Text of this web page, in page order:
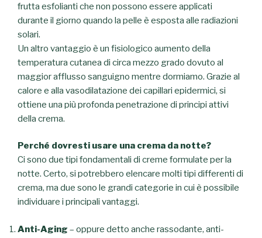
frutta esfolianti che non possono essere applicati
durante il giorno quando la pelle è esposta alle radiazioni
solari.
Un altro vantaggio è un fisiologico aumento della
temperatura cutanea di circa mezzo grado dovuto al
maggior afflusso sanguigno mentre dormiamo. Grazie al
calore e alla vasodilatazione dei capillari epidermici, si
ottiene una più profonda penetrazione di principi attivi
della crema.
Perché dovresti usare una crema da notte?
Ci sono due tipi fondamentali di creme formulate per la
notte. Certo, si potrebbero elencare molti tipi differenti di
crema, ma due sono le grandi categorie in cui è possibile
individuare i principali vantaggi.
Anti-Aging – oppure detto anche rassodante, anti-